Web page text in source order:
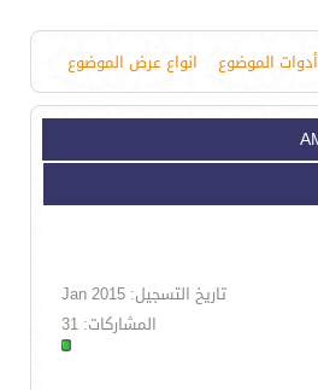
أدوات الموضوع انواع عرض الموضوع
تاريخ التسجيل: Jan 2015
المشاركات: 31